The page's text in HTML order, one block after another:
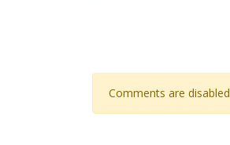
Comments are disabled